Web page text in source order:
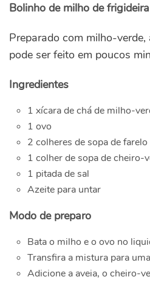
Bolinho de milho de frigideira
Preparado com milho-
pode ser feito em poucos
Ingredientes
1 xícara de chá de milho-
1 ovo
2 colheres de sopa de farelo
1 colher de sopa de cheiro-
1 pitada de sal
Azeite para untar
Modo de preparo
Bata o milho e o ovo no
Transfira a mistura para
Adicione a aveia, o cheiro-